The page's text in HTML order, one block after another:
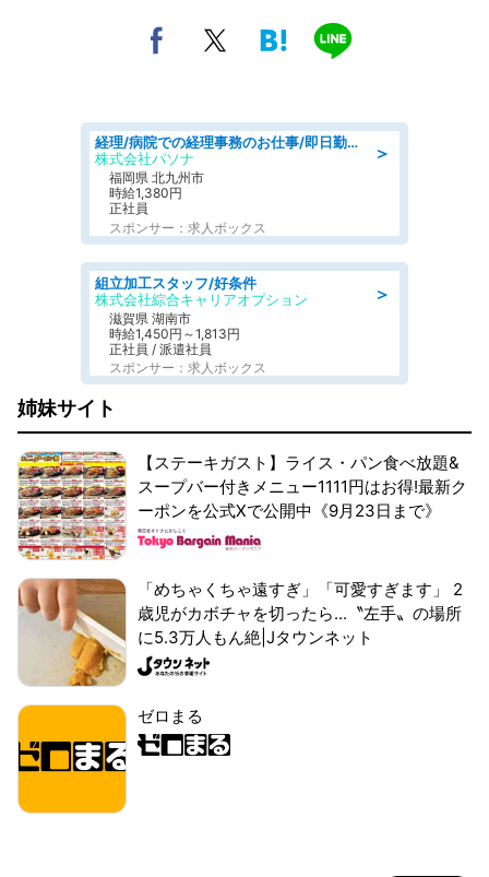
＞
経理/病院での経理事務のお仕事/即日勤務可/車通勤可/経理/一般事務
株式会社パソナ
福岡県 北九州市
時給1,380円
正社員
スポンサー：求人ボックス
＞
組立加工スタッフ/好条件
株式会社綜合キャリアオプション
滋賀県 湖南市
時給1,450円～1,813円
正社員 / 派遣社員
スポンサー：求人ボックス
姉妹サイト
【ステーキガスト】ライス・パン食べ放題&
スープバー付きメニュー1111円はお得!最新ク
ーポンを公式Xで公開中《9月23日まで》
「めちゃくちゃ遠すぎ」「可愛すぎます」 2
歳児がカボチャを切ったら...〝左手〟の場所
に5.3万人もん絶|Jタウンネット
ゼロまる